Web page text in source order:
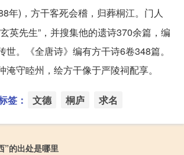
年)，方干客死会稽，归葬桐江。门人
英先生”，并搜集他的遗诗370余篇，编
世。《全唐诗》编有方干诗6卷348篇。
淹守睦州，绘方干像于严陵祠配享。
签： 文德 桐庐 求名
”的出处是哪里